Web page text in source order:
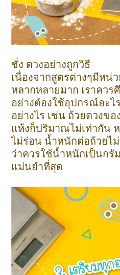
ชั่ง ตวงอย่างถูกวิธี
เนื่องจากสูตรต่างๆมีหน่
หลากหลายมาก เราควร
อย่างต้องใช้อุปกรณ์อะไ
อย่างไร เช่น ถ้วยตวงข
แห้งก็ปริมาณไม่เท่ากัน
ไม่ร่อน น้ำหนักต่อถ้วยไ
ว่าควรใช้น้ำหนักเป็นกรั
แม่นยำที่สุด